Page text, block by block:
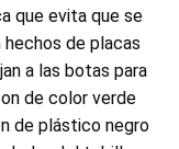
que evita que se
de placas
a las botas para
de color verde
de plástico negro